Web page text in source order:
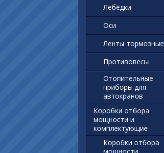
Лебёдки
Оси
Ленты тормозные
Противовесы
Отопительные
приборы для
автокранов
Коробки отбора
мощности и
комплектующие
Коробки отбора